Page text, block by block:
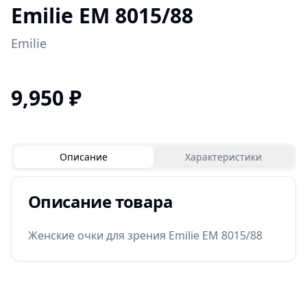
Emilie EM 8015/88
Emilie
9,950 ₽
Описание Характеристики
Описание товара
Женские очки для зрения Emilie EM 8015/88